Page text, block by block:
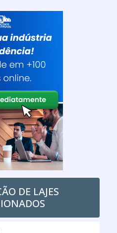
DE LAJES